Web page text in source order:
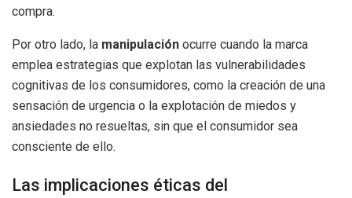
compra.
Por otro lado, la manipulación ocurre cuando la marca
emplea estrategias que explotan las vulnerabilidades
cognitivas de los consumidores, como la creación de una
sensación de urgencia o la explotación de miedos y
ansiedades no resueltas, sin que el consumidor sea
consciente de ello.
Las implicaciones éticas del